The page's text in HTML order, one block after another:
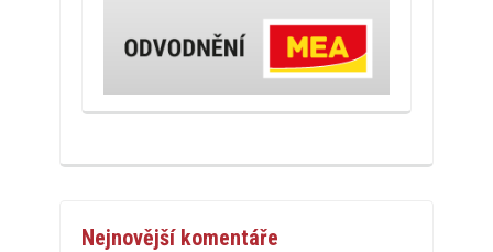
Nejnovější komentáře